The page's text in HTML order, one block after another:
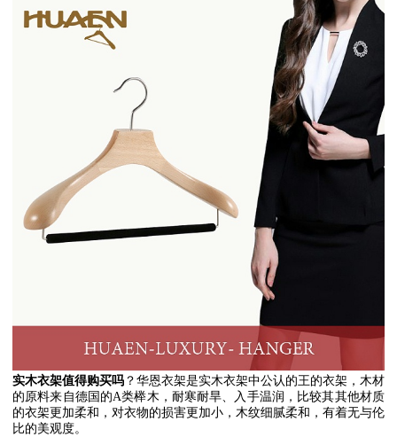
实木衣架值得购买吗 ？华恩衣架是实木衣架中公认的王的衣架，木材
的原料来自德国的A类榉木，耐寒耐旱、入手温润，比较其其他材质
的衣架更加柔和，对衣物的损害更加小，木纹细腻柔和，有着无与伦
比的美观度。